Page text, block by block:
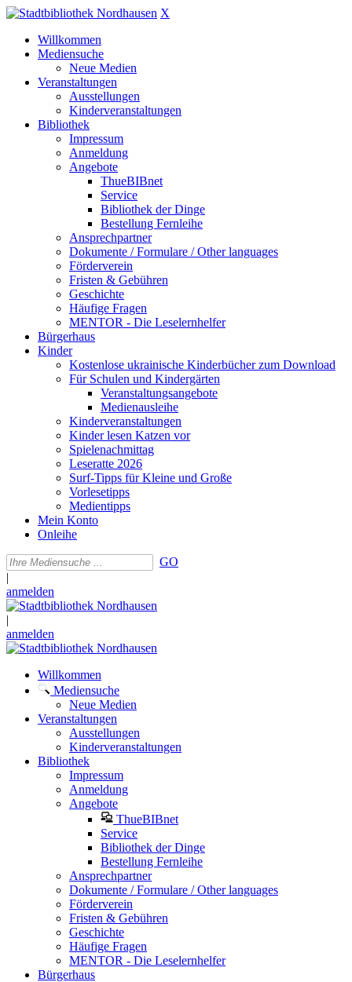
X
Willkommen
Mediensuche
Neue Medien
Veranstaltungen
Ausstellungen
Kinderveranstaltungen
Bibliothek
Impressum
Anmeldung
Angebote
ThueBIBnet
Service
Bibliothek der Dinge
Bestellung Fernleihe
Ansprechpartner
Dokumente / Formulare / Other languages
Förderverein
Fristen & Gebühren
Geschichte
Häufige Fragen
MENTOR - Die Leselernhelfer
Bürgerhaus
Kinder
Kostenlose ukrainische Kinderbücher zum Download
Für Schulen und Kindergärten
Veranstaltungsangebote
Medienausleihe
Kinderveranstaltungen
Kinder lesen Katzen vor
Spielenachmittag
Leseratte 2026
Surf-Tipps für Kleine und Große
Vorlesetipps
Medientipps
Mein Konto
Onleihe
GO
|
anmelden
|
anmelden
Willkommen
Mediensuche
Neue Medien
Veranstaltungen
Ausstellungen
Kinderveranstaltungen
Bibliothek
Impressum
Anmeldung
Angebote
ThueBIBnet
Service
Bibliothek der Dinge
Bestellung Fernleihe
Ansprechpartner
Dokumente / Formulare / Other languages
Förderverein
Fristen & Gebühren
Geschichte
Häufige Fragen
MENTOR - Die Leselernhelfer
Bürgerhaus